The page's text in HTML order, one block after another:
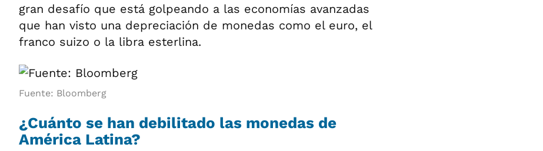
gran desafío que está golpeando a las economías avanzadas
que han visto una depreciación de monedas como el euro, el
franco suizo o la libra esterlina.
Fuente: Bloomberg
¿Cuánto se han debilitado las monedas de
América Latina?